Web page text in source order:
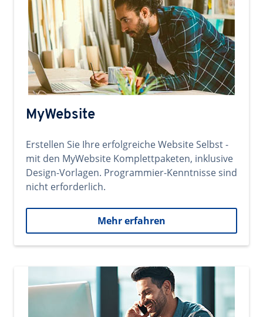
MyWebsite
Erstellen Sie Ihre erfolgreiche Website Selbst -
mit den MyWebsite Komplettpaketen, inklusive
Design-Vorlagen. Programmier-Kenntnisse sind
nicht erforderlich.
Mehr erfahren